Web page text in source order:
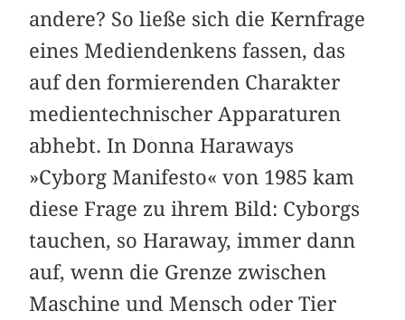
andere? So ließe sich die Kernfrage
eines Mediendenkens fassen, das
auf den formierenden Charakter
medientechnischer Apparaturen
abhebt. In Donna Haraways
»Cyborg Manifesto« von 1985 kam
diese Frage zu ihrem Bild: Cyborgs
tauchen, so Haraway, immer dann
auf, wenn die Grenze zwischen
Maschine und Mensch oder Tier